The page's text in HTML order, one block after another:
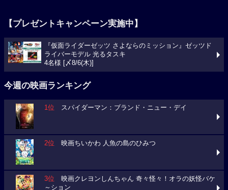
【プレゼントキャンペーン実施中】
『仮面ライダーゼッツ さよならのミッション』ゼッツド
ライバーモデル 光るタスキ
4名様 [〆8/6(木)]
今週の映画ランキング
1位 スパイダーマン：ブランド・ニュー・デイ
2位 映画ちいかわ 人魚の島のひみつ
3位 映画クレヨンしんちゃん 奇々怪々！オラの妖怪バケ
～ション